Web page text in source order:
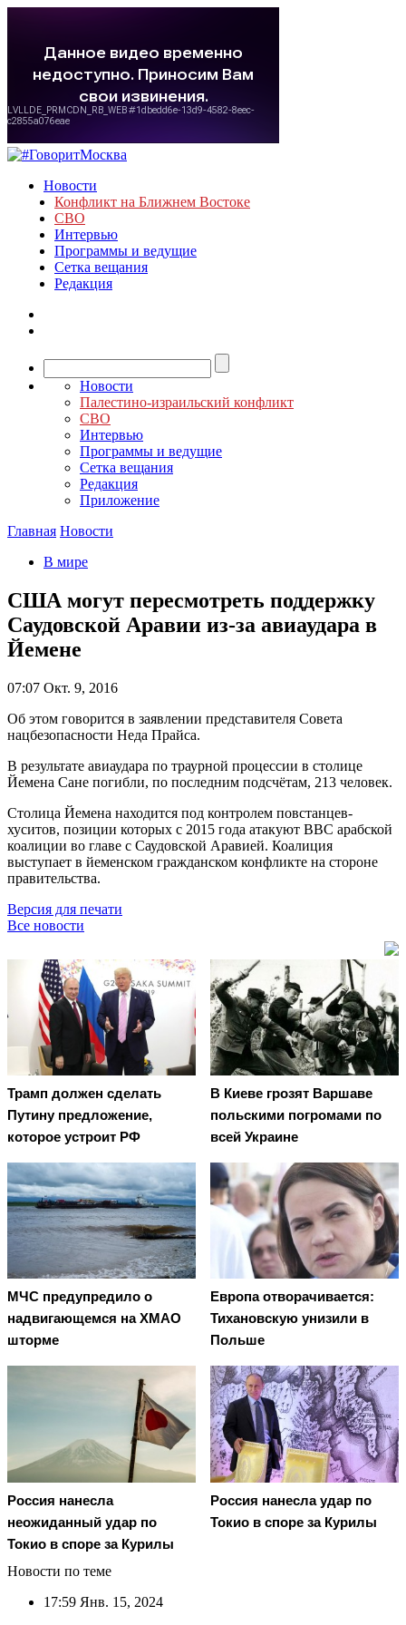
Новости
Конфликт на Ближнем Востоке
СВО
Интервью
Программы и ведущие
Сетка вещания
Редакция
Новости
Палестино-израильский конфликт
СВО
Интервью
Программы и ведущие
Сетка вещания
Редакция
Приложение
Главная Новости
В мире
США могут пересмотреть поддержку
Саудовской Аравии из-за авиаудара в
Йемене
07:07 Окт. 9, 2016
Об этом говорится в заявлении представителя Совета
нацбезопасности Неда Прайса.
В результате авиаудара по траурной процессии в столице
Йемена Сане погибли, по последним подсчётам, 213 человек.
Столица Йемена находится под контролем повстанцев-
хуситов, позиции которых с 2015 года атакуют ВВС арабской
коалиции во главе с Саудовской Аравией. Коалиция
выступает в йеменском гражданском конфликте на стороне
правительства.
Версия для печати
Все новости
Трамп должен сделать
Путину предложение,
которое устроит РФ
В Киеве грозят Варшаве
польскими погромами по
всей Украине
МЧС предупредило о
надвигающемся на ХМАО
шторме
Европа отворачивается:
Тихановскую унизили в
Польше
Россия нанесла
неожиданный удар по
Токио в споре за Курилы
Россия нанесла удар по
Токио в споре за Курилы
Новости по теме
17:59 Янв. 15, 2024